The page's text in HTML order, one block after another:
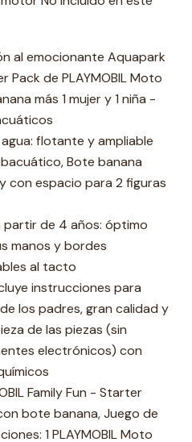
al emocionante Aquapark
Pack de PLAYMOBIL Moto
más 1 mujer y 1 niña -
flotante y ampliable
Bote banana
con espacio para 2 figuras
partir de 4 años: óptimo
manos y bordes
al tacto
instrucciones para
los padres, gran calidad y
de las piezas (sin
electrónicos) con
Family Fun - Starter
bote banana, Juego de
1 PLAYMOBIL Moto